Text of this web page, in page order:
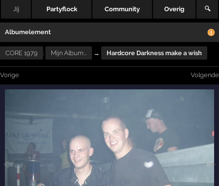
Jij Partyflock Community Overig 🔍
Albumelement
CORE 1979 : Mijn Album... → Hardcore Darkness make a wish
Vorige Volgende